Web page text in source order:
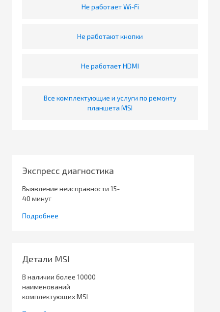
Не работает Wi-Fi
Не работают кнопки
Не работает HDMI
Все комплектующие и услуги по ремонту
планшета MSI
Экспресс диагностика
Выявление неисправности 15-
40 минут
Подробнее
Детали MSI
В наличии более 10000
наименований
комплектующих MSI